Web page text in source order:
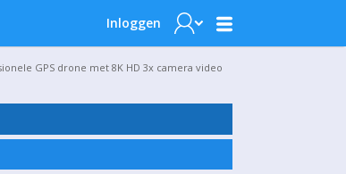
Inloggen
GPS drone met 8K HD 3x camera video